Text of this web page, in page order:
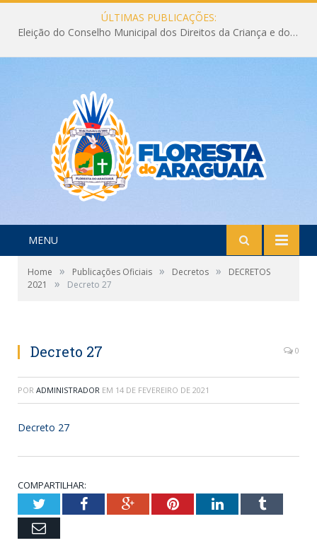
ÚLTIMAS PUBLICAÇÕES:
Eleição do Conselho Municipal dos Direitos da Criança e do Adolescente CMDCA 2026
MENU
Home » Publicações Oficiais » Decretos »
DECRETOS
2021
» Decreto 27
Decreto 27 0
POR ADMINISTRADOR EM 14 DE FEVEREIRO DE 2021
Decreto 27
COMPARTILHAR:
TwitterFacebookGoogle+PinterestLinkedInTumblr
Email